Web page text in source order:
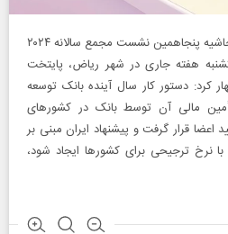
وزیر امور اقتصادی و دارایی در حاشیه پنجاهمین نشست مجمع سالانه ۲۰۲۴
هفته جاری در شهر ریاض، پایتخت
کرد: دستور کار سال آینده بانک توسعه
مالی آن توسط بانک در کشورهای
اعضا قرار گرفت و پیشنهاد ایران مبنی بر
نرخ ترجیحی برای کشورها ایجاد شود،